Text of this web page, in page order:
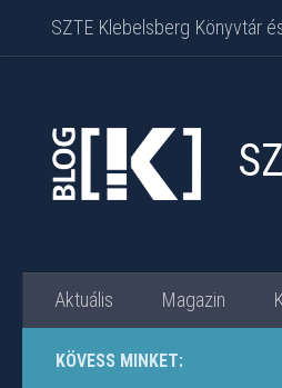
Skip to content
SZTE Klebelsberg Könyvtár
Aktuális Magazin
KÖVESS MINKET: